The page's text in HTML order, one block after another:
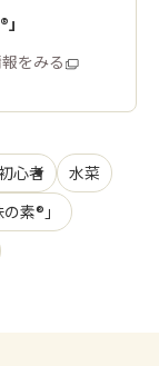
をみる
心者
水菜
の素®」